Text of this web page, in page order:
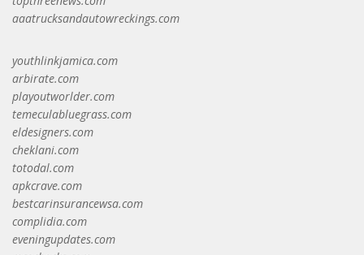
aaatrucksandautowreckings.com
youthlinkjamica.com
arbirate.com
playoutworlder.com
temeculabluegrass.com
eldesigners.com
cheklani.com
totodal.com
apkcrave.com
bestcarinsurancewsa.com
complidia.com
eveningupdates.com